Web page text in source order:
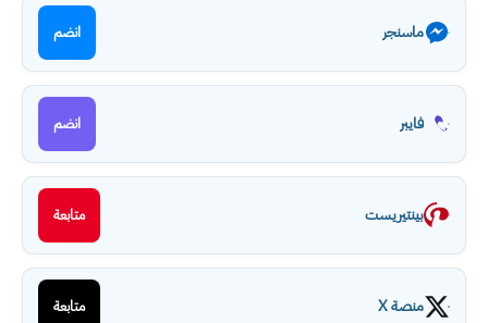
ماسنجر انضم
فايبر انضم
بينتيريست متابعة
منصة X متابعة